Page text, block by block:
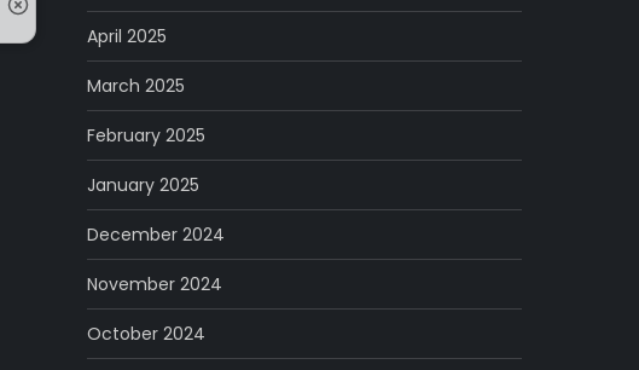
April 2025
March 2025
February 2025
January 2025
December 2024
November 2024
October 2024